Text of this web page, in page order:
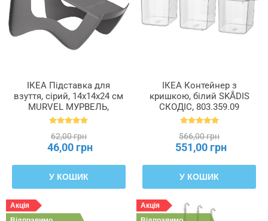
ІКЕА Підставка для
взуття, сірий, 14x14x24 см
MURVEL МУРВЕЛЬ,
204.348.32
62,00 грн
46,00 грн
У КОШИК
ІКЕА Контейнер з
кришкою, білий SKÅDIS
СКОДІС, 803.359.09
566,00 грн
551,00 грн
У КОШИК
Акція
Акція